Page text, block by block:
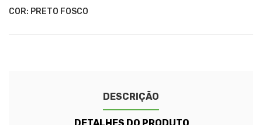
COR: PRETO FOSCO
DESCRIÇÃO
DETALHES DO PRODUTO